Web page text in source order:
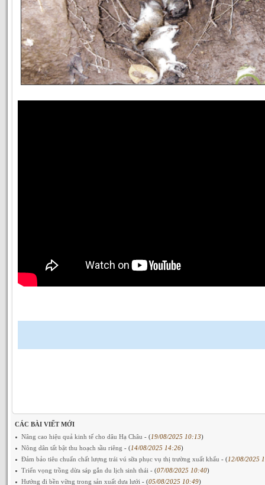
CÁC BÀI VIẾT MỚI
Nâng cao hiệu quả kinh tế cho dâu Hạ Châu - (19/08/2025 10:13)
Nông dân tất bật thu hoạch sầu riêng - (14/08/2025 14:26)
Đảm bảo tiêu chuẩn chất lượng trái vú sữa phục vụ thị trường xuất khẩu - (12/08/2025
Triển vọng trồng dừa sáp gắn du lịch sinh thái - (07/08/2025 10:40)
Hướng đi bền vững trong sản xuất dưa lưới - (05/08/2025 10:49)